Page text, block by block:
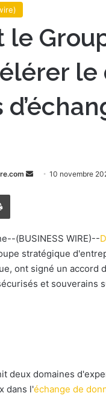
le
n
i
e
10 novembre
(BUSINESS WIRE)--
stratégique
ont signé un accord
et souverains
deux domaines
dans l'échange de